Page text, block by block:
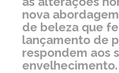
nova
de beleza que
lançamento de
respondem aos
envelhecimento.